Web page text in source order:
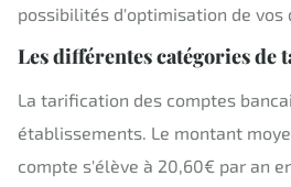
possibilités d'optimisation de vos
Les différentes catégories de
La tarification des comptes
établissements. Le montant
compte s'élève à 20,60€ par an